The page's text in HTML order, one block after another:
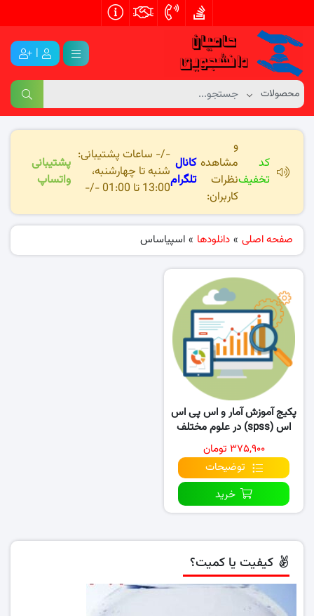
|
کد
تخفیف
و
مشاهده
نظرات
کاربران:
کانال
تلگرام
-/- ساعات پشتیبانی:
شنبه تا چهارشنبه،
13:00 تا 01:00 -/-
پشتیبانی
واتساپ
صفحه اصلی » دانلودها » اسپیاساس
پکیج آموزش آمار و اس پی اس
اس (spss) در علوم مختلف
۳۷۵,۹۰۰ تومان
توضیحات
خرید
کیفیت یا کمیت؟